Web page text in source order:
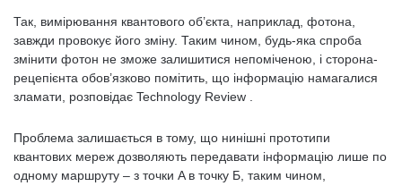
Так, вимірювання квантового об’єкта, наприклад, фотона,
завжди провокує його зміну. Таким чином, будь-яка спроба
змінити фотон не зможе залишитися непоміченою, і сторона-
рецепієнта обов’язково помітить, що інформацію намагалися
зламати, розповідає Technology Review .
Проблема залишається в тому, що нинішні прототипи
квантових мереж дозволяють передавати інформацію лише по
одному маршруту – з точки A в точку Б, таким чином,